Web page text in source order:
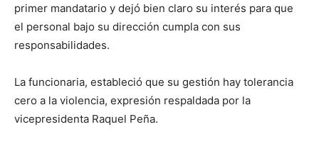
primer mandatario y dejó bien claro su interés para que
el personal bajo su dirección cumpla con sus
responsabilidades.
La funcionaria, estableció que su gestión hay tolerancia
cero a la violencia, expresión respaldada por la
vicepresidenta Raquel Peña.